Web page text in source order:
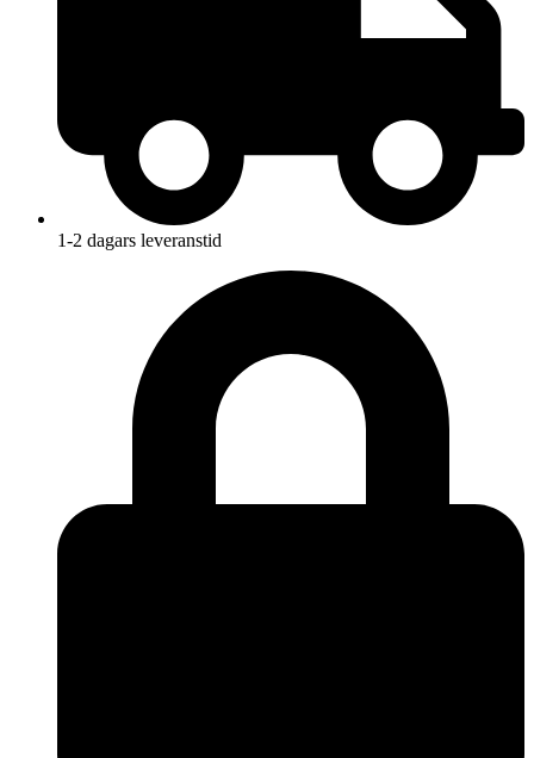
1-2 dagars leveranstid